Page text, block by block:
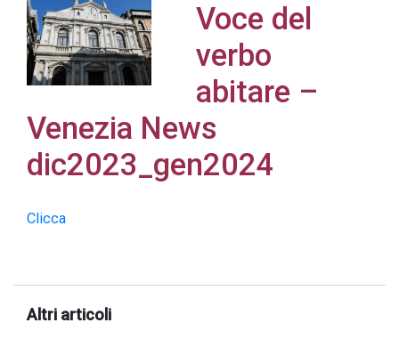
Voce del
verbo
abitare –
Venezia News
dic2023_gen2024
Clicca
Altri articoli
Acconsento
all'uso dei
miei dati
accordo
196/03